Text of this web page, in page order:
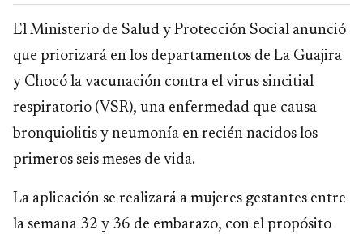
El Ministerio de Salud y Protección Social anunció
que priorizará en los departamentos de La Guajira
y Chocó la vacunación contra el virus sincitial
respiratorio (VSR), una enfermedad que causa
bronquiolitis y neumonía en recién nacidos los
primeros seis meses de vida.
La aplicación se realizará a mujeres gestantes entre
la semana 32 y 36 de embarazo, con el propósito